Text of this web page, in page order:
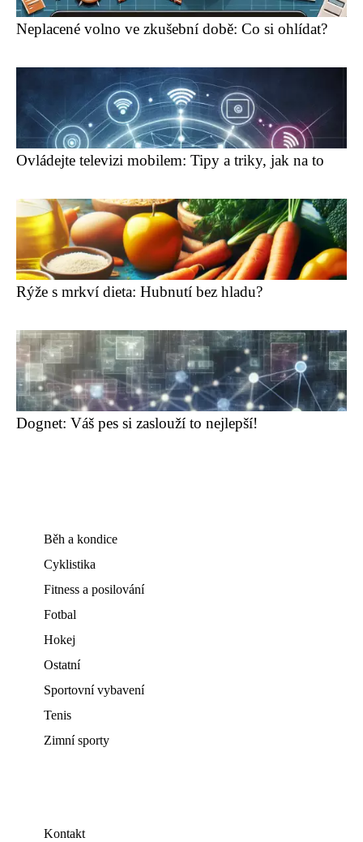
Neplacené volno ve zkušební době: Co si ohlídat?
Ovládejte televizi mobilem: Tipy a triky, jak na to
Rýže s mrkví dieta: Hubnutí bez hladu?
Dognet: Váš pes si zaslouží to nejlepší!
Běh a kondice
Cyklistika
Fitness a posilování
Fotbal
Hokej
Ostatní
Sportovní vybavení
Tenis
Zimní sporty
Kontakt